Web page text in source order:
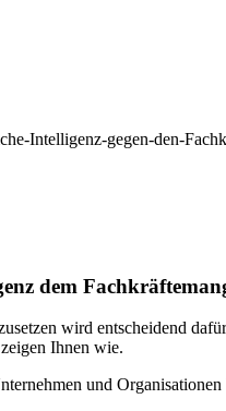
dem
wird entscheidend
Ihnen wie.
und